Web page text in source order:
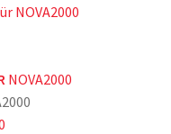
NOVA2000
NOVA2000